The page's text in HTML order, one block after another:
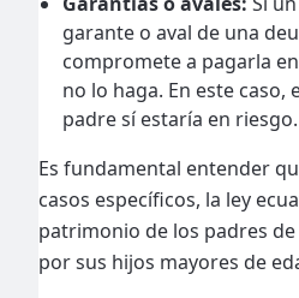
garante o aval de una
compromete a pagarla
no lo haga. En este caso,
padre sí estaría en riesgo.
Es fundamental entender
casos específicos, la ley
patrimonio de los padres
por sus hijos mayores de